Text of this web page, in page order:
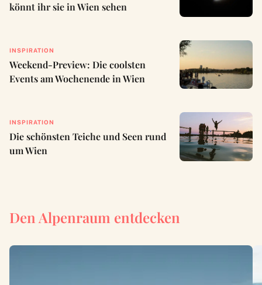
könnt ihr sie in Wien sehen
INSPIRATION
Weekend-Preview: Die coolsten
Events am Wochenende in Wien
INSPIRATION
Die schönsten Teiche und Seen rund
um Wien
Den Alpenraum entdecken